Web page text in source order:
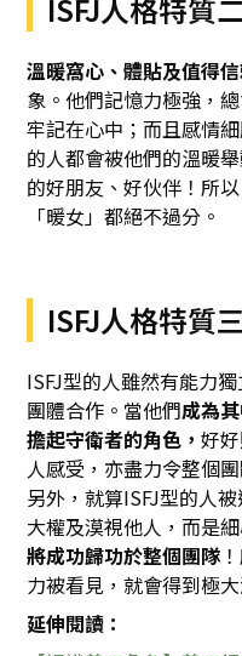
ISFJ人格特質
溫暖窩心、體貼及值得
象。他們記憶力極強，
牢記在心中；而且感情
的人都會被他們的溫暖
的好朋友、好伙伴！所
「暖女」都絕不過分。
ISFJ人格特質
ISFJ型的人雖然有能力
團體合作。當他們成為
擔起守衛者的角色，好
人感受，亦盡力令整個
另外，就算ISFJ型的人
大權及漠視他人，而是
將成功歸功於整個團隊
力被看見，就會得到極大
延伸閱讀：